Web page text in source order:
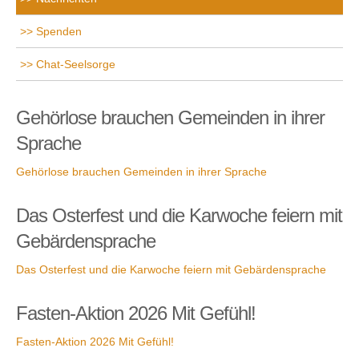
Spenden
Chat-Seelsorge
Gehörlose brauchen Gemeinden in ihrer
Sprache
Gehörlose brauchen Gemeinden in ihrer Sprache
Das Osterfest und die Karwoche feiern mit
Gebärdensprache
Das Osterfest und die Karwoche feiern mit Gebärdensprache
Fasten-Aktion 2026 Mit Gefühl!
Fasten-Aktion 2026 Mit Gefühl!